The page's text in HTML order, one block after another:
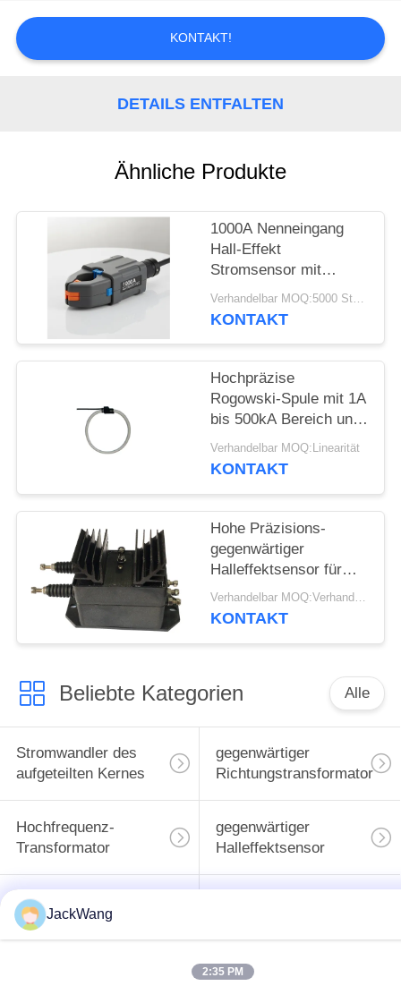
RECHTSSACHEN
ANGEBOT
ANFORDERN
PRIVACY
POLICY
KONTAKT!
DETAILS ENTFALTEN
Ähnliche Produkte
1000A Nenneingang
Hall-Effekt
Stromsensor mit
galvanischer Trennung
und ±15V
Verhandelbar MOQ:5000 Stück
KONTAKT
Hochpräzise
Rogowski-Spule mit 1A
bis 500kA Bereich und
±0,2% Linearität für
genaue AC-
Verhandelbar MOQ:Linearität
KONTAKT
Hohe Präzisions-
gegenwärtiger
Halleffektsensor für
Frequenz-SteuergerätVerhandelbar MOQ:Verhandlung
KONTAKT
Beliebte Kategorien Alle
Stromwandler des
aufgeteilten Kernes
gegenwärtiger
Richtungstransformator
Hochfrequenz-
Transformator
gegenwärtiger
Halleffektsensor
BAD Energie-
Induktor
hohe gegenwärtige
JackWang
2:35 PM